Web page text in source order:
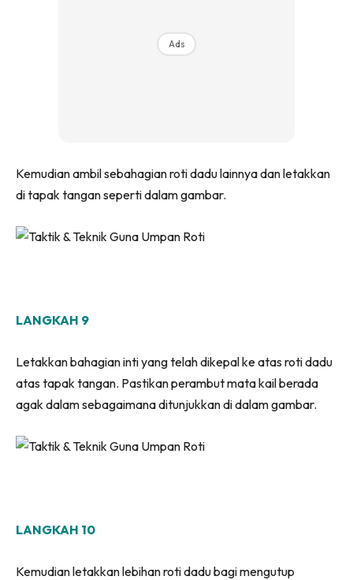
Ads
Kemudian ambil sebahagian roti dadu lainnya dan letakkan
di tapak tangan seperti dalam gambar.
LANGKAH 9
Letakkan bahagian inti yang telah dikepal ke atas roti dadu
atas tapak tangan. Pastikan perambut mata kail berada
agak dalam sebagaimana ditunjukkan di dalam gambar.
LANGKAH 10
Kemudian letakkan lebihan roti dadu bagi mengutup